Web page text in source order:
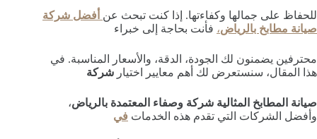
للحفاظ على جمالها وكفاءتها. إذا كنت تبحث عن أفضل شركة
صيانة مطابخ بالرياض، فأنت بحاجة إلى خبراء
محترفين يضمنون لك الجودة، الدقة، والأسعار المناسبة. في
هذا المقال، سنستعرض لك أهم معايير اختيار شركة
صيانة المطابخ المثالية شركة وصفاء المعتمدة بالرياض،
وأفضل الشركات التي تقدم هذه الخدمات في